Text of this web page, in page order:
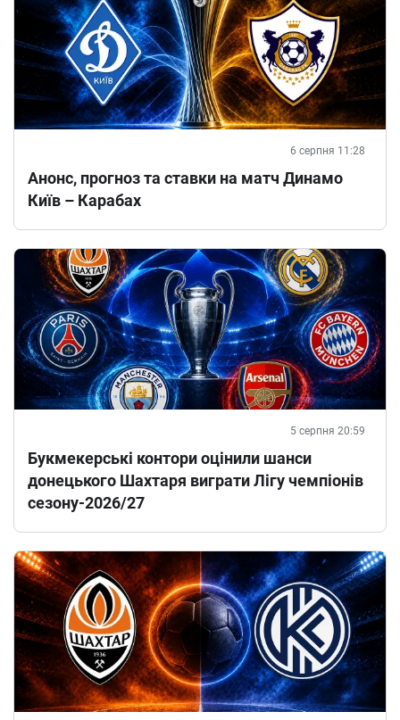
6 серпня 11:28
Анонс, прогноз та ставки на матч Динамо
Київ – Карабах
5 серпня 20:59
Букмекерські контори оцінили шанси
донецького Шахтаря виграти Лігу чемпіонів
сезону-2026/27